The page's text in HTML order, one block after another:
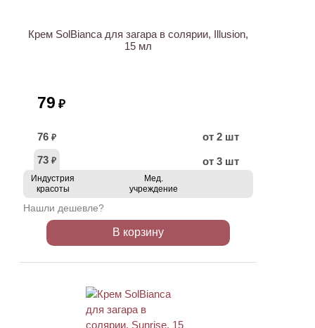
Крем SolBianca для загара в солярии, Illusion,
15 мл
79 ₽
76 ₽
от 2 шт
73 ₽ от 3 шт
Индустрия
красоты
Мед.
учреждение
Нашли дешевле?
В корзину